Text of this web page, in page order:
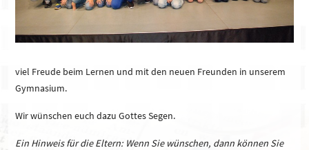
viel Freude beim Lernen und mit den neuen Freunden in unserem
Gymnasium.
Wir wünschen euch dazu Gottes Segen.
Ein Hinweis für die Eltern: Wenn Sie wünschen, dann können Sie